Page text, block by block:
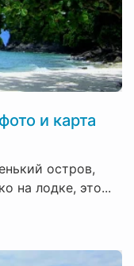
и карта
остров,
на лодке, это...